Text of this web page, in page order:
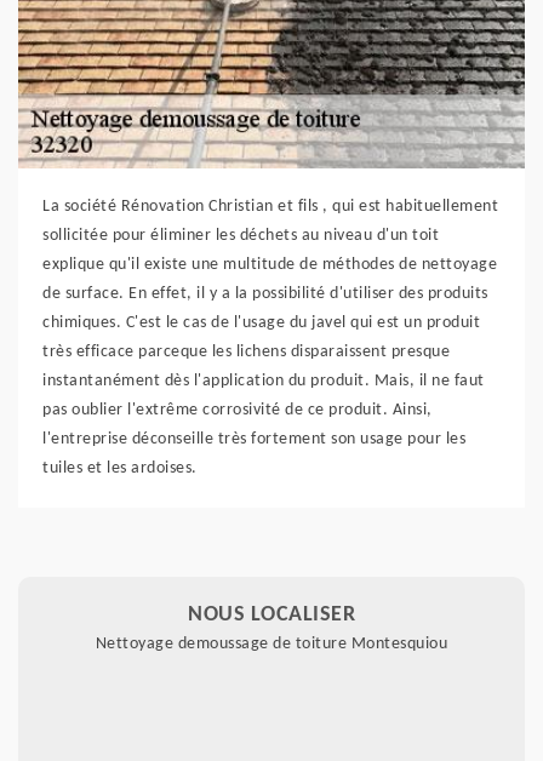
La société Rénovation Christian et fils , qui est habituellement
sollicitée pour éliminer les déchets au niveau d'un toit
explique qu'il existe une multitude de méthodes de nettoyage
de surface. En effet, il y a la possibilité d'utiliser des produits
chimiques. C'est le cas de l'usage du javel qui est un produit
très efficace parceque les lichens disparaissent presque
instantanément dès l'application du produit. Mais, il ne faut
pas oublier l'extrême corrosivité de ce produit. Ainsi,
l'entreprise déconseille très fortement son usage pour les
tuiles et les ardoises.
NOUS LOCALISER
Nettoyage demoussage de toiture Montesquiou